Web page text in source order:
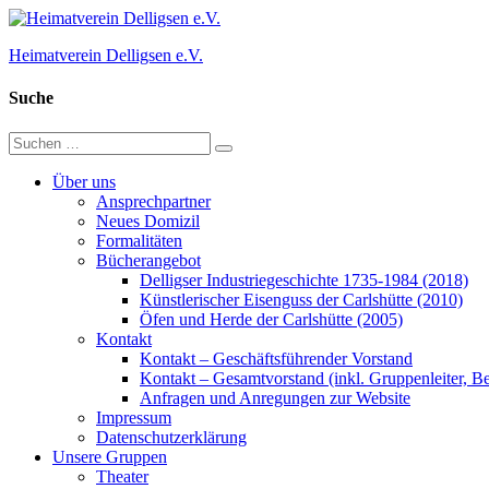
Zum
springen
Heimatverein Delligsen e.V.
Suche
Suchen
nach:
Suchen
Über uns
Ansprechpartner
Neues Domizil
Formalitäten
Bücherangebot
Delligser Industriegeschichte 1735-1984 (2018)
Künstlerischer Eisenguss der Carlshütte (2010)
Öfen und Herde der Carlshütte (2005)
Kontakt
Kontakt – Geschäftsführender Vorstand
Kontakt – Gesamtvorstand (inkl. Gruppenleiter,
Anfragen und Anregungen zur Website
Impressum
Datenschutzerklärung
Unsere Gruppen
Theater